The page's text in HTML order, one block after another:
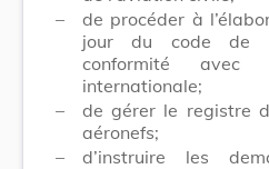
–
de procéder à
jour du code de
conformité avec
internationale;
–
de gérer le registre
aéronefs;
–
d’instruire les